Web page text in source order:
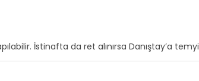
İstinafta da ret alınırsa Danıştay’a